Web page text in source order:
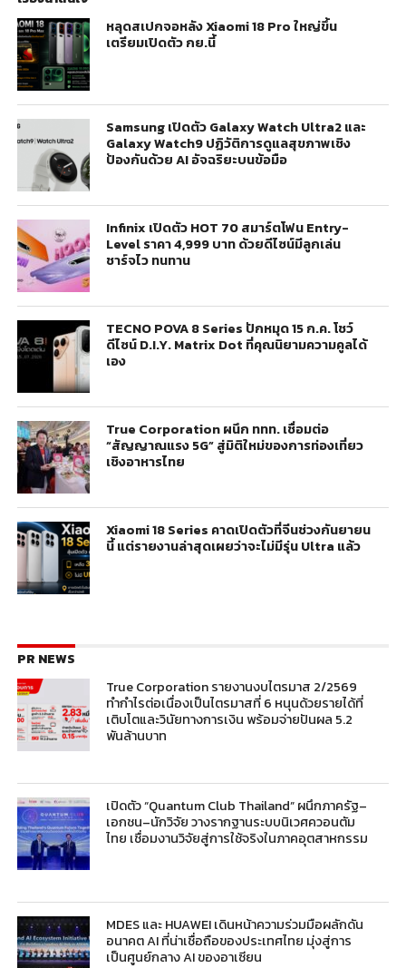
หลุดสเปกจอหลัง Xiaomi 18 Pro ใหญ่ขึ้น
เตรียมเปิดตัว กย.นี้
Samsung เปิดตัว Galaxy Watch Ultra2 และ
Galaxy Watch9 ปฏิวัติการดูแลสุขภาพเชิง
ป้องกันด้วย AI อัจฉริยะบนข้อมือ
Infinix เปิดตัว HOT 70 สมาร์ตโฟน Entry-
Level ราคา 4,999 บาท ด้วยดีไซน์มีลูกเล่น
ชาร์จไว ทนทาน
TECNO POVA 8 Series ปักหมุด 15 ก.ค. โชว์
ดีไซน์ D.I.Y. Matrix Dot ที่คุณนิยามความคูลได้
เอง
True Corporation ผนึก ททท. เชื่อมต่อ
“สัญญาณแรง 5G” สู่มิติใหม่ของการท่องเที่ยว
เชิงอาหารไทย
Xiaomi 18 Series คาดเปิดตัวที่จีนช่วงกันยายน
นี้ แต่รายงานล่าสุดเผยว่าจะไม่มีรุ่น Ultra แล้ว
PR NEWS
True Corporation รายงานงบไตรมาส 2/2569
ทำกำไรต่อเนื่องเป็นไตรมาสที่ 6 หนุนด้วยรายได้ที่
เติบโตและวินัยทางการเงิน พร้อมจ่ายปันผล 5.2
พันล้านบาท
เปิดตัว “Quantum Club Thailand” ผนึกภาครัฐ–
เอกชน–นักวิจัย วางรากฐานระบบนิเวศควอนตัม
ไทย เชื่อมงานวิจัยสู่การใช้จริงในภาคอุตสาหกรรม
MDES และ HUAWEI เดินหน้าความร่วมมือผลักดัน
อนาคต AI ที่น่าเชื่อถือของประเทศไทย มุ่งสู่การ
เป็นศูนย์กลาง AI ของอาเซียน